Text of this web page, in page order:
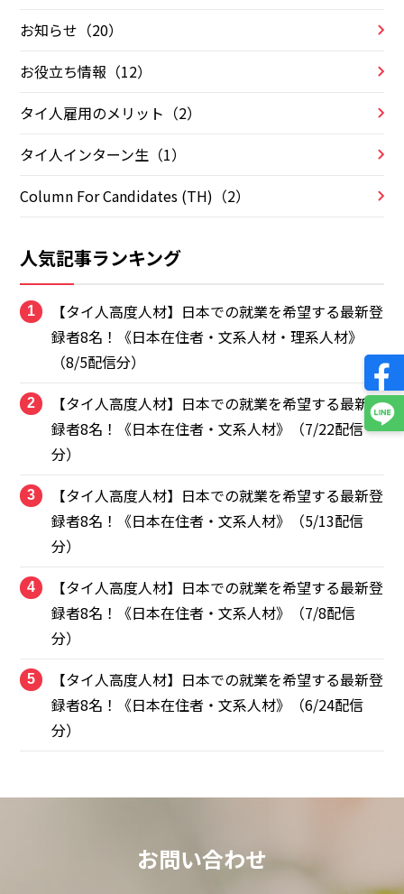
お知らせ（20）
お役立ち情報（12）
タイ人雇用のメリット（2）
タイ人インターン生（1）
Column For Candidates (TH)（2）
人気記事ランキング
1
【タイ人高度人材】日本での就業を希望する最新登
録者8名！《日本在住者・文系人材・理系人材》
（8/5配信分）
2
【タイ人高度人材】日本での就業を希望する最新登
録者8名！《日本在住者・文系人材》（7/22配信
分）
3
【タイ人高度人材】日本での就業を希望する最新登
録者8名！《日本在住者・文系人材》（5/13配信
分）
4
【タイ人高度人材】日本での就業を希望する最新登
録者8名！《日本在住者・文系人材》（7/8配信
分）
5
【タイ人高度人材】日本での就業を希望する最新登
録者8名！《日本在住者・文系人材》（6/24配信
分）
お問い合わせ